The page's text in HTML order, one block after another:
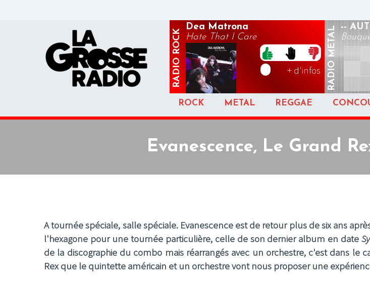
RADIO
ROCK
Dea Matrona
Hate That I Care
+ d'infos RADIO
METAL --
ROCK METAL REGGAE
Evanescence, Le Grand
A tournée spéciale, salle spéciale. Evanescence est de retour plus de six ans
l'hexagone pour une tournée particulière, celle de son dernier album en date
de la discographie du combo mais réarrangés avec un orchestre, c'est dans le
Rex que le quintette américain et un orchestre vont nous proposer une